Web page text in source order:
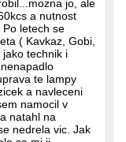
jo, ale
a nutnost
letech se
( Kavkaz, Gobi,
jako technik i
te lampy
a navleceni
namocil v
natahl na
nedrela vic. Jak